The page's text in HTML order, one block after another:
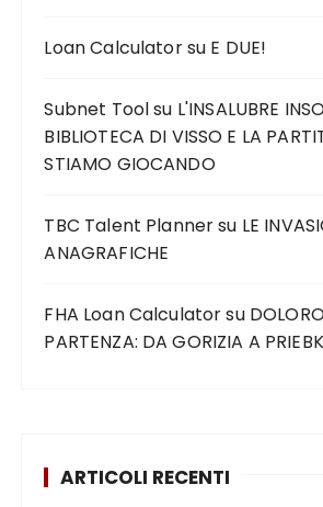
Loan Calculatorsu E DUE!
Subnet Toolsu L'INSALUBRE
BIBLIOTECA DI VISSO E LA
STIAMO GIOCANDO
TBC Talent Plannersu LE
ANAGRAFICHE
FHA Loan Calculatorsu
PARTENZA: DA GORIZIA A
ARTICOLI RECENTI